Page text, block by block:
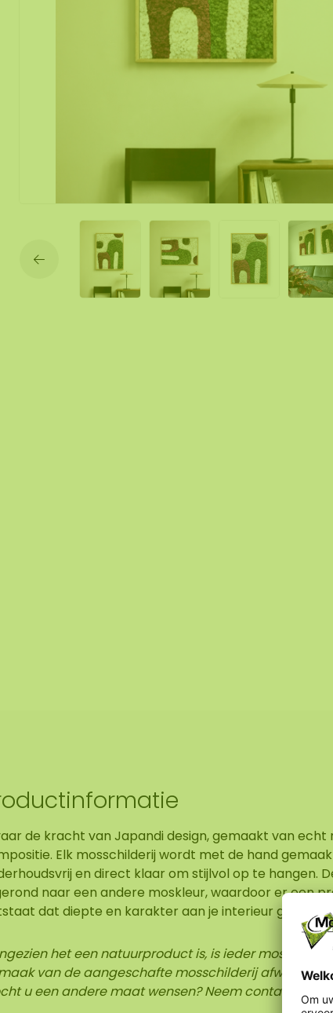
de kracht van Japandi design, gemaakt van echt
Elk mosschilderij wordt met de hand
en direct klaar om stijlvol op te hangen.
naar een andere moskleur, waardoor er een
dat diepte en karakter aan je interieur geeft.
het een natuurproduct is, is ieder
van de aangeschafte mosschilderij afwijken
u een andere maat wensen? Neem contact met